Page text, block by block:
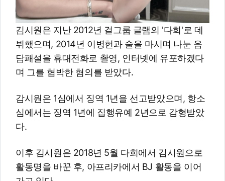
김시원은 지난 2012년 걸그룹 글램의 '다희'로 데
뷔했으며, 2014년 이병헌과 술을 마시며 나눈 음
담패설을 휴대전화로 촬영, 인터넷에 유포하겠다
며 그를 협박한 혐의를 받았다.
감시원은 1심에서 징역 1년을 선고받았으며, 항소
심에서는 징역 1년에 집행유예 2년으로 감형받았
다.
이후 김시원은 2018년 5월 다희에서 김시원으로
활동명을 바꾼 후, 아프리카에서 BJ 활동을 이어